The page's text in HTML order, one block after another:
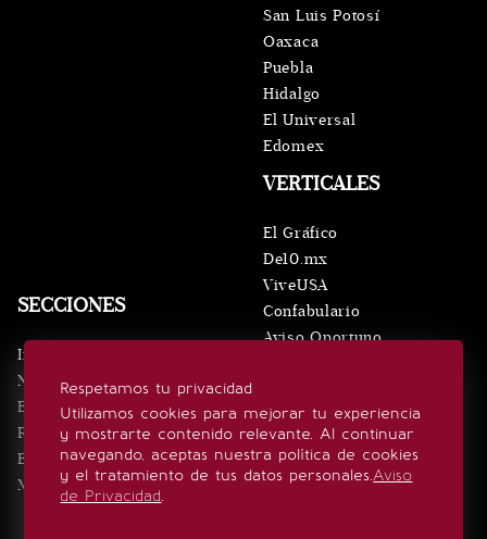
Respetamos tu privacidad
Utilizamos cookies para mejorar tu experiencia
y mostrarte contenido relevante. Al continuar
navegando, aceptas nuestra política de cookies
y el tratamiento de tus datos personales.Aviso
de Privacidad.
SECCIONES
Inicio
Noticias
Eventos
Realeza
Estilo de vida
Minuto x Minuto
VERTICALES
El Gráfico
De10.mx
ViveUSA
Confabulario
Aviso Oportuno
San Luis Potosí
Oaxaca
Puebla
Hidalgo
El Universal
Edomex
SÍGUENOS